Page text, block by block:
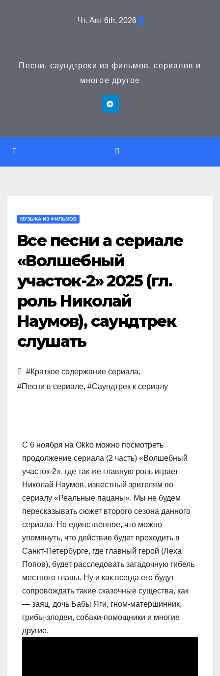
Чт. Авг 6th, 2026
Песни, саундтреки из фильмов, сериалов и
многое другое
МУЗЫКА ИЗ ФИЛЬМОВ
Все песни а сериале
«Волшебный
участок-2» 2025 (гл.
роль Николай
Наумов), саундтрек
слушать
#Краткое содержание сериала,
#Песни в сериале, #Саундтрек к сериалу
С 6 ноября на Okko можно посмотреть
продолжение сериала (2 часть) «Волшебный
участок-2», где так же главную роль играет
Николай Наумов, известный зрителям по
сериалу «Реальные пацаны». Мы не будем
пересказывать сюжет второго сезона данного
сериала. Но единственное, что можно
упомянуть, что действие будет проходить в
Санкт-Петербурге, где главный герой (Леха
Попов), будет расследовать загадочную гибель
местного главы. Ну и как всегда его будут
сопровождать такие сказочные существа, как
— заяц, дочь Бабы Яги, гном-матершинник,
грибы-злодеи, собаки-помощники и многие
другие.